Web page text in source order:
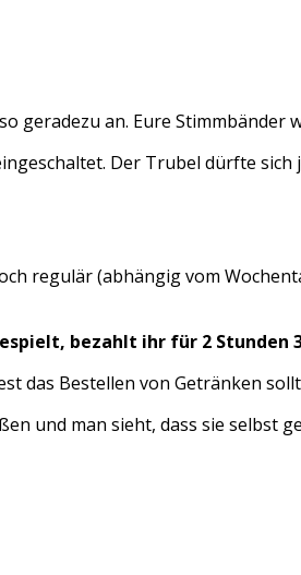
geradezu an. Eure Stimmbänder
Der Trubel dürfte
regulär (abhängig vom
bezahlt ihr für 2 Stunden
das Bestellen von Getränken
und man sieht, dass sie selbst